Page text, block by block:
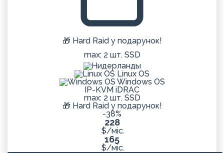
🎁 Hard Raid у подарунок!
max: 2 шт. SSD
Linux OS
Windows OS
IP-KVM iDRAC
max: 2 шт. SSD
🎁 Hard Raid у подарунок!
-38%
228
$/міс.
165
$/міс.